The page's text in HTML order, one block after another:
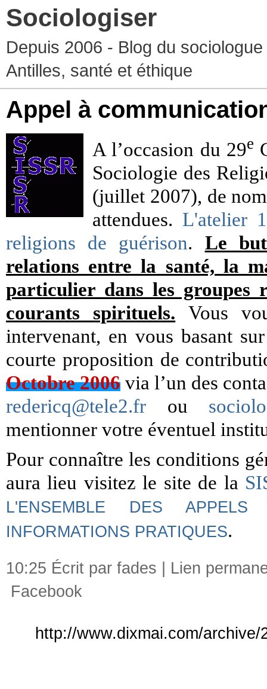
Sociologiser
Depuis 2006 - Blog du
Antilles, santé et éthique
Appel à
A l’occasion du 29e
Sociologie des
(juillet 2007), de
attendues. L'atelier
religions de guérison. Le
relations entre la santé, la
particulier dans les groupes
courants spirituels. Vous
intervenant, en vous basant
courte proposition de
Octobre 2006 via l’un des
redericq@tele2.fr ou
mentionner votre éventuel
Pour connaître les conditions
aura lieu visitez le site de la
L'ENSEMBLE DES
INFORMATIONS PRATIQUES.
10:25 Écrit par fades | Lien
Facebook
http://www.dixmai.com/